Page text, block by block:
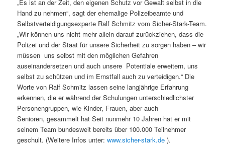
„Es ist an der Zeit, den eigenen Schutz vor Gewalt selbst in die
Hand zu nehmen“, sagt der ehemalige Polizeibeamte und
Selbstverteidigungsexperte Ralf Schmitz vom Sicher-Stark-Team.
„Wir können uns nicht mehr allein darauf zurückziehen, dass die
Polizei und der Staat für unsere Sicherheit zu sorgen haben – wir
müssen uns selbst mit den möglichen Gefahren
auseinandersetzen und auch unsere Potentiale erweitern, uns
selbst zu schützen und im Ernstfall auch zu verteidigen.“ Die
Worte von Ralf Schmitz lassen seine langjährige Erfahrung
erkennen, die er während der Schulungen unterschiedlichster
Personengruppen, wie Kinder, Frauen, aber auch
Senioren, gesammelt hat Seit nunmehr 10 Jahren hat er mit
seinem Team bundesweit bereits über 100.000 Teilnehmer
geschult. (Weitere Infos unter:www.sicher-stark.de).